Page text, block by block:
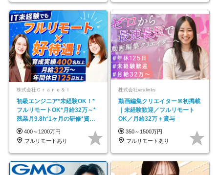
株式会社Ｃｒａｎｅ＆Ｉ
初級エンジニア*未経験OK！*
フルリモートOK*月給32万～*
残業月9.8h*1ヶ月の研修*資格
取得率100％
400～1200万円
フルリモートあり
株式会社viralinks
動画編集クリエイター※初掲載
｜未経験歓迎／フルリモート
OK／月給32万＋賞与
350～1500万円
フルリモートあり